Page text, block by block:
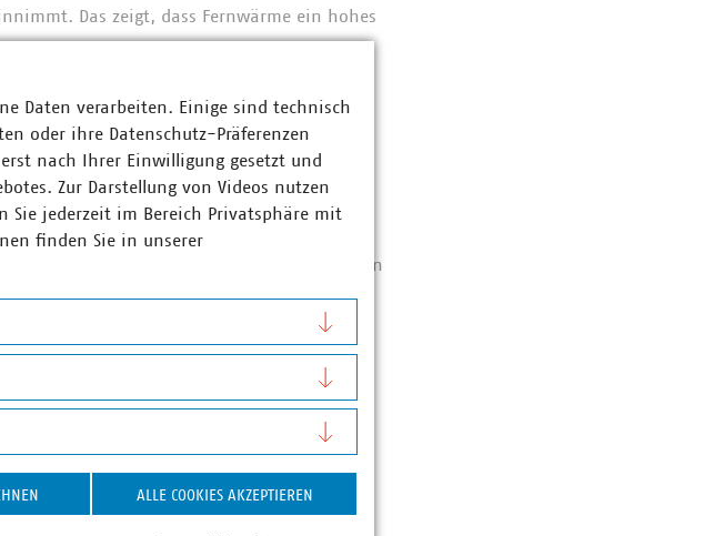
Das zeigt, dass Fernwärme ein hohes
und setzen sich aus verschiedenen
zusammen.
, Arbeits- und Emissionspreis. Investitionen
Fernwärmeversorger investiert in die
und Instandhaltung. Darüber hinaus werden
auf den Energiemärkten beschaffen
werden, fallen CO2-Kosten an.
wichtige Rolle, ob etwa die Leitung durch
gequert werden müssen oder ob
im Internet eine Transparenz-
Preise verglichen werden können.
Daten verarbeiten. Einige sind technisch
oder ihre Datenschutz-Präferenzen
nach Ihrer Einwilligung gesetzt und
Zur Darstellung von Videos nutzen
Sie jederzeit im Bereich Privatsphäre mit
finden Sie in unserer
ALLE COOKIES AKZEPTIEREN